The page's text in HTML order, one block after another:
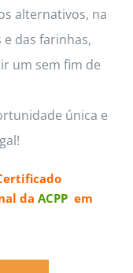
alternativos, na
das farinhas,
um sem fim de
única e
da ACPPem